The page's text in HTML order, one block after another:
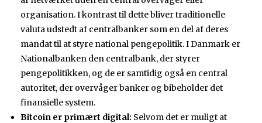
organisation. I kontrast til dette bliver traditionelle
valuta udstedt af centralbanker som en del af deres
mandat til at styre national pengepolitik. I Danmark er
Nationalbanken den centralbank, der styrer
pengepolitikken, og de er samtidig også en central
autoritet, der overvåger banker og bibeholder det
finansielle system.
Bitcoin er primært digital: Selvom det er muligt at